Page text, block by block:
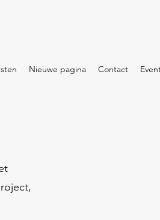
Nieuwe pagina Contact